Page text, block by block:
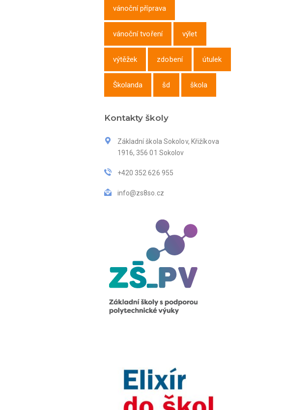
vánoční příprava
vánoční tvoření výlet
výtěžek zdobení útulek
Školanda šd škola
Kontakty školy
Základní škola Sokolov, Křižíkova
1916, 356 01 Sokolov
+420 352 626 955
info@zs8so.cz